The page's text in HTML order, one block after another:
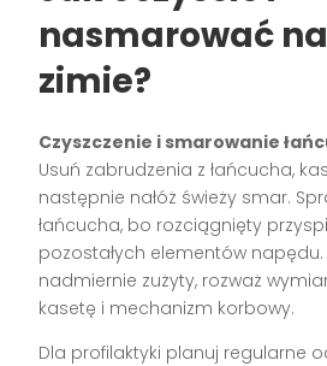
nasmarować
zimie?
Czyszczenie i smarowanie
Usuń zabrudzenia z łańcucha,
następnie nałóż świeży smar.
łańcucha, bo rozciągnięty
pozostałych elementów napędu.
nadmiernie zużyty, rozważ
kasetę i mechanizm korbowy.
Dla profilaktyki planuj regularne